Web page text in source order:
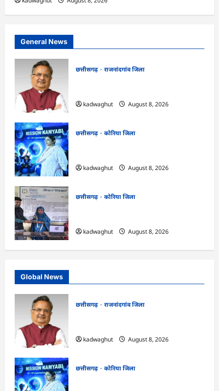
General News
छत्तीसगढ़
राजनांदगांव जिला
kadwaghut
August 8, 2026
छत्तीसगढ़
कोरिया जिला
kadwaghut
August 8, 2026
छत्तीसगढ़
कोरिया जिला
kadwaghut
August 8, 2026
Global News
छत्तीसगढ़
राजनांदगांव जिला
kadwaghut
August 8, 2026
छत्तीसगढ़
कोरिया जिला